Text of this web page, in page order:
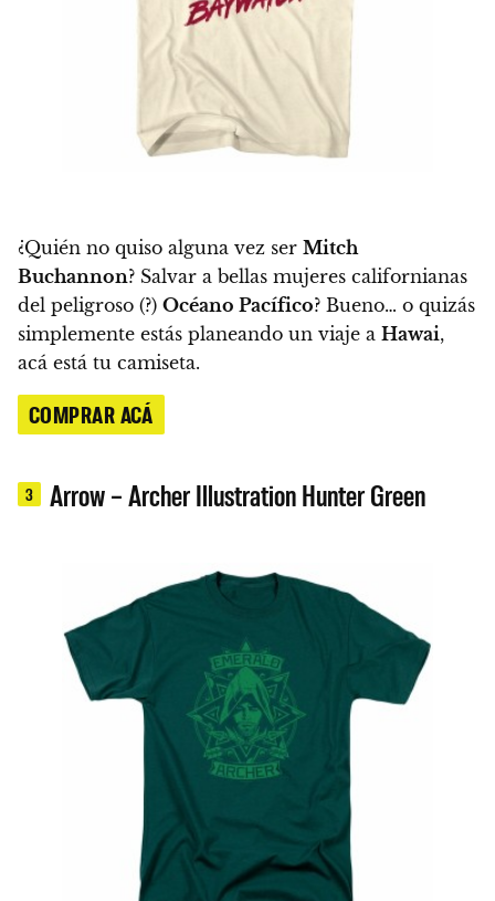
¿Quién no quiso alguna vez ser Mitch
Buchannon? Salvar a bellas mujeres californianas
del peligroso (?) Océano Pacífico? Bueno… o quizás
simplemente estás planeando un viaje a Hawai,
acá está tu camiseta.
COMPRAR ACÁ
3 Arrow – Archer Illustration Hunter Green